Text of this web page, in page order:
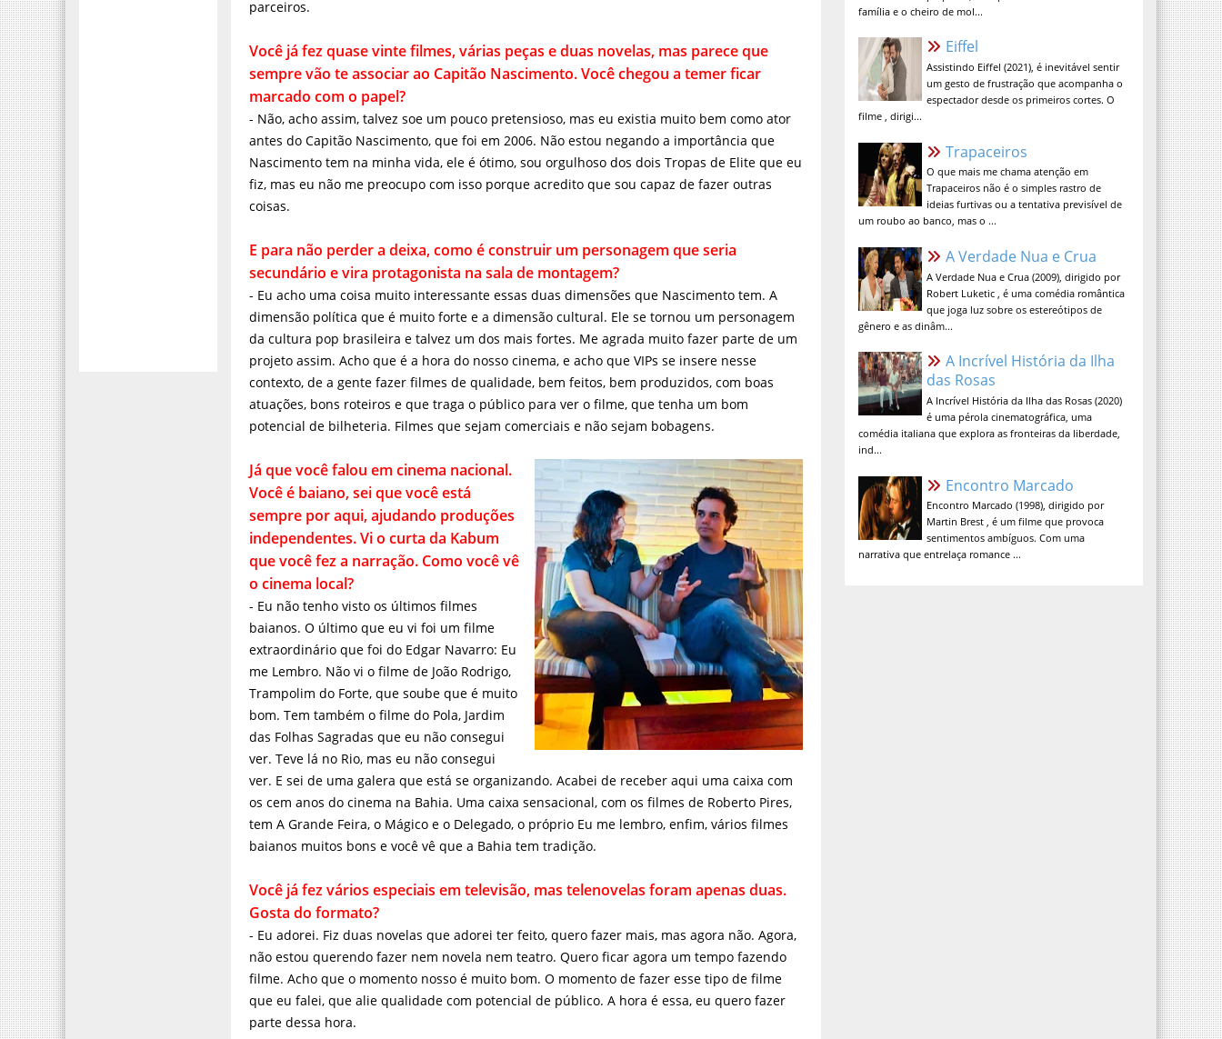
Você já fez quase vinte filmes, várias peças e duas novelas, mas parece que sempre vão
- Não, acho assim, talvez soe um pouco pretensioso, mas eu existia muito bem como ator
antes do Capitão Nascimento, que foi em 2006. Não estou negando a importância que
Nascimento tem na minha vida, ele é ótimo, sou orgulhoso dos dois Tropas de Elite que eu
fiz, mas eu não me preocupo com isso porque acredito que sou capaz de fazer outras
coisas.
E para não perder a deixa, como é construir um personagem que seria secundário e vira
protagonista na sala de montagem?
dimensão política que é muito forte e a dimensão cultural. Ele se tornou um personagem
da cultura pop brasileira e talvez um dos mais fortes. Me agrada muito fazer parte de um
projeto assim. Acho que é a hora do nosso cinema, e acho que VIPs se insere nesse
contexto, de a gente fazer filmes de qualidade, bem feitos, bem produzidos, com boas
atuações, bons roteiros e que traga o público para ver o filme, que tenha um bom
potencial de bilheteria. Filmes que sejam comerciais e não sejam bobagens.
Já que você falou em cinema nacional. Você
é baiano, sei que você está sempre por
Vi o curta da Kabum que você fez a
narração. Como você vê o cinema local?
- Eu não tenho visto os últimos filmes
baianos. O último que eu vi foi um filme
extraordinário que foi do Edgar Navarro: Eu
me Lembro. Não vi o filme de João Rodrigo,
Trampolim do Forte, que soube que é muito
bom. Tem também o filme do Pola, Jardim
das Folhas Sagradas que eu não consegui
ver. Teve lá no Rio, mas eu não consegui
ver. E sei de uma galera que está se
organizando. Acabei de receber aqui uma caixa com os cem anos do cinema na Bahia.
Uma caixa sensacional, com os filmes de Roberto Pires, tem A Grande Feira, o Mágico e o
Delegado, o próprio Eu me lembro, enfim, vários filmes baianos muitos bons e você vê que
a Bahia tem tradição.
Você já fez vários especiais em televisão, mas telenovelas foram apenas duas. Gosta do
formato?
não estou querendo fazer nem novela nem teatro. Quero ficar agora um tempo fazendo
filme. Acho que o momento nosso é muito bom. O momento de fazer esse tipo de filme
que eu falei, que alie qualidade com potencial de público. A hora é essa, eu quero fazer
parte dessa hora.
E agora, você foi convidado para fazer um filme em Hollywood. Como está vendo essa
expectativa?
Assistindo Eiffel (2021), é inevitável sentir
um gesto de frustração que acompanha o
espectador desde os primeiros cortes. O
filme , dirigi...
O que mais me chama atenção em
Trapaceiros não é o simples rastro de
ideias furtivas ou a tentativa previsível de
um roubo ao banco, mas o ...
A Verdade Nua e Crua (2009), dirigido por
Robert Luketic , é uma comédia romântica
que joga luz sobre os estereótipos de
gênero e as dinâm...
Rosas
A Incrível História da Ilha das Rosas (2020)
é uma pérola cinematográfica, uma
comédia italiana que explora as fronteiras da liberdade,
ind...
Encontro Marcado (1998), dirigido por
Martin Brest , é um filme que provoca
sentimentos ambíguos. Com uma
narrativa que entrelaça romance ...